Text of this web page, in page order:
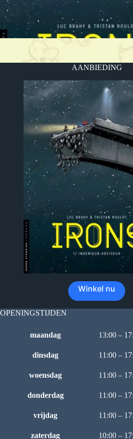
AANBIEDING
Winkel nu
OPENINGSTIJDEN
maandag 13:00 –
dinsdag 11:00 –
woensdag 11:00 –
donderdag 11:00 –
vrijdag 11:00 –
zaterdag 10:00 –